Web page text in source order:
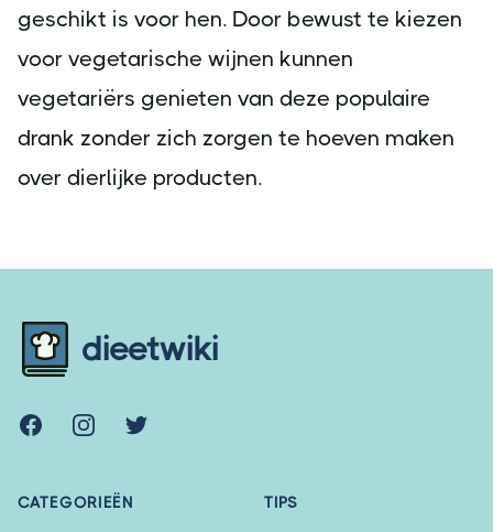
geschikt is voor hen. Door bewust te kiezen
voor vegetarische wijnen kunnen
vegetariërs genieten van deze populaire
drank zonder zich zorgen te hoeven maken
over dierlijke producten.
dieetwiki
FacebookInstagramTwitter
CATEGORIEËN TIPS